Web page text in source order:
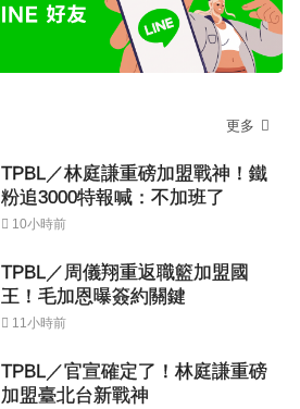
更多
TPBL／林庭謙重磅加盟戰神！鐵
粉追3000特報喊：不加班了
10小時前
TPBL／周儀翔重返職籃加盟國
王！毛加恩曝簽約關鍵
11小時前
TPBL／官宣確定了！林庭謙重磅
加盟臺北台新戰神